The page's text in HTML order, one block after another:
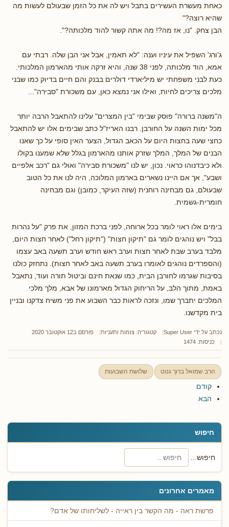
חיפוש
חיפוש...
מאמרים אחרונים
פרשת ראה - מה הקשר בין ראייה - לשליחותו של אדם?
כאחת מעשרת העשירים בתבל ויש לה את כל הזמן שבעולם לעשות מה
שהיא רוצה?"
הבן צחק. "נו, אז מה?! מה אתה קשור להוד מלכותה?".
ג'ורג' השפיל את עיניו וענה: "לא תאמין, אבל אני הבן שלה. רבתי עם
אמא, הוד מלכותה, לפני 38 שנה, והיא זרקה אותי מהארמון המלכותי.
כעת לבני משפחתי יש מיליארדי דולרים בבנק והם חיים בדיוק כמו שבני
מלכים צריכים לחיות, ואילו אני נמצא כאן, עם משכורת "סבירה"...
ה"משנה ברורה" פוסק שבימי "בין המצרים" עלינו להתאבל הרבה יותר
מכל ימות השנה על החורבן. רבנו האריז"ל כתב שבימים אלו יש להתאבל
כחצי שעה בחצות היום על הכאב הגדול, הצער האין סופי על כך שאנו
הבנים של המלך, המלך שזרק אותנו מהארמון בגלל שלא שמענו בקולו
ולא כיבדנוהו כראוי. נכון, יש לנו "משכורת סבירה" ואולי גם "רכב אלפיים
ושבע", אך אם היינו נשארים בארמון המלוכה, היה לנו את כל הטוב
שבעולם, גם מבחינה רוחנית (שזה העיקר, כמובן) וגם מבחינה
חומרית-גשמית.
בימים אלו ראוי לומר בכל ארוחה, לפני ברכת המזון, את פרק "על נהרות
בבל" ויש נוהגים לומר גם "תיקון חצות" ("תיקון רחל") לאחר חצות היום,
מלבד בערב שבת לאחר חצות וערב ראש חודש וערב תשעה באב עצמו
(והספרדים נוהגים לאומרו בערב תשעה באב לאחר חצות). נתחזק כולנו
בסיבות שגרמו לחורבן הבית, כמו שנאת חינם וביטול תורה ועוד, נתאבל
באמת, מתוך הלב, על הריחוק הגדול מארמונו של אבא, מלך מלכי
המלכים יתברך שמו, ונזכה לראות כבר השבוע את פני משיח צדקנו ובניין
בית מקדשנו.
נכתב על ידי Super User קטגוריה: צומות ותעניות
פורסם ב12 אוקטובר 2020
כניסות: 1474
הרב שמואל ברוך גנוט שלושת השבועות
קודם
הבא